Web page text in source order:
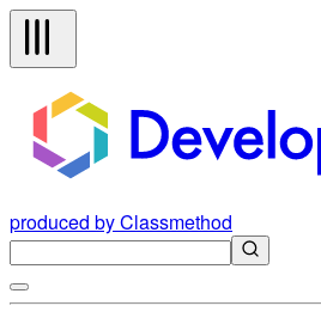
produced by Classmethod